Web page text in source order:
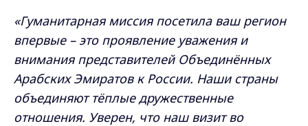
«Гуманитарная миссия посетила ваш регион
впервые – это проявление уважения и
внимания представителей Объединённых
Арабских Эмиратов к России. Наши страны
объединяют тёплые дружественные
отношения. Уверен, что наш визит во